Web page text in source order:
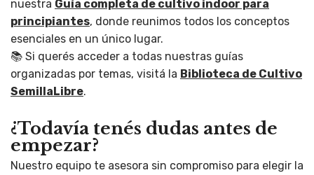
nuestra Guía completa de cultivo indoor para
principiantes, donde reunimos todos los conceptos
esenciales en un único lugar.
📚 Si querés acceder a todas nuestras guías
organizadas por temas, visitá la Biblioteca de Cultivo
SemillaLibre.
¿Todavía tenés dudas antes de
empezar?
Nuestro equipo te asesora sin compromiso para elegir la